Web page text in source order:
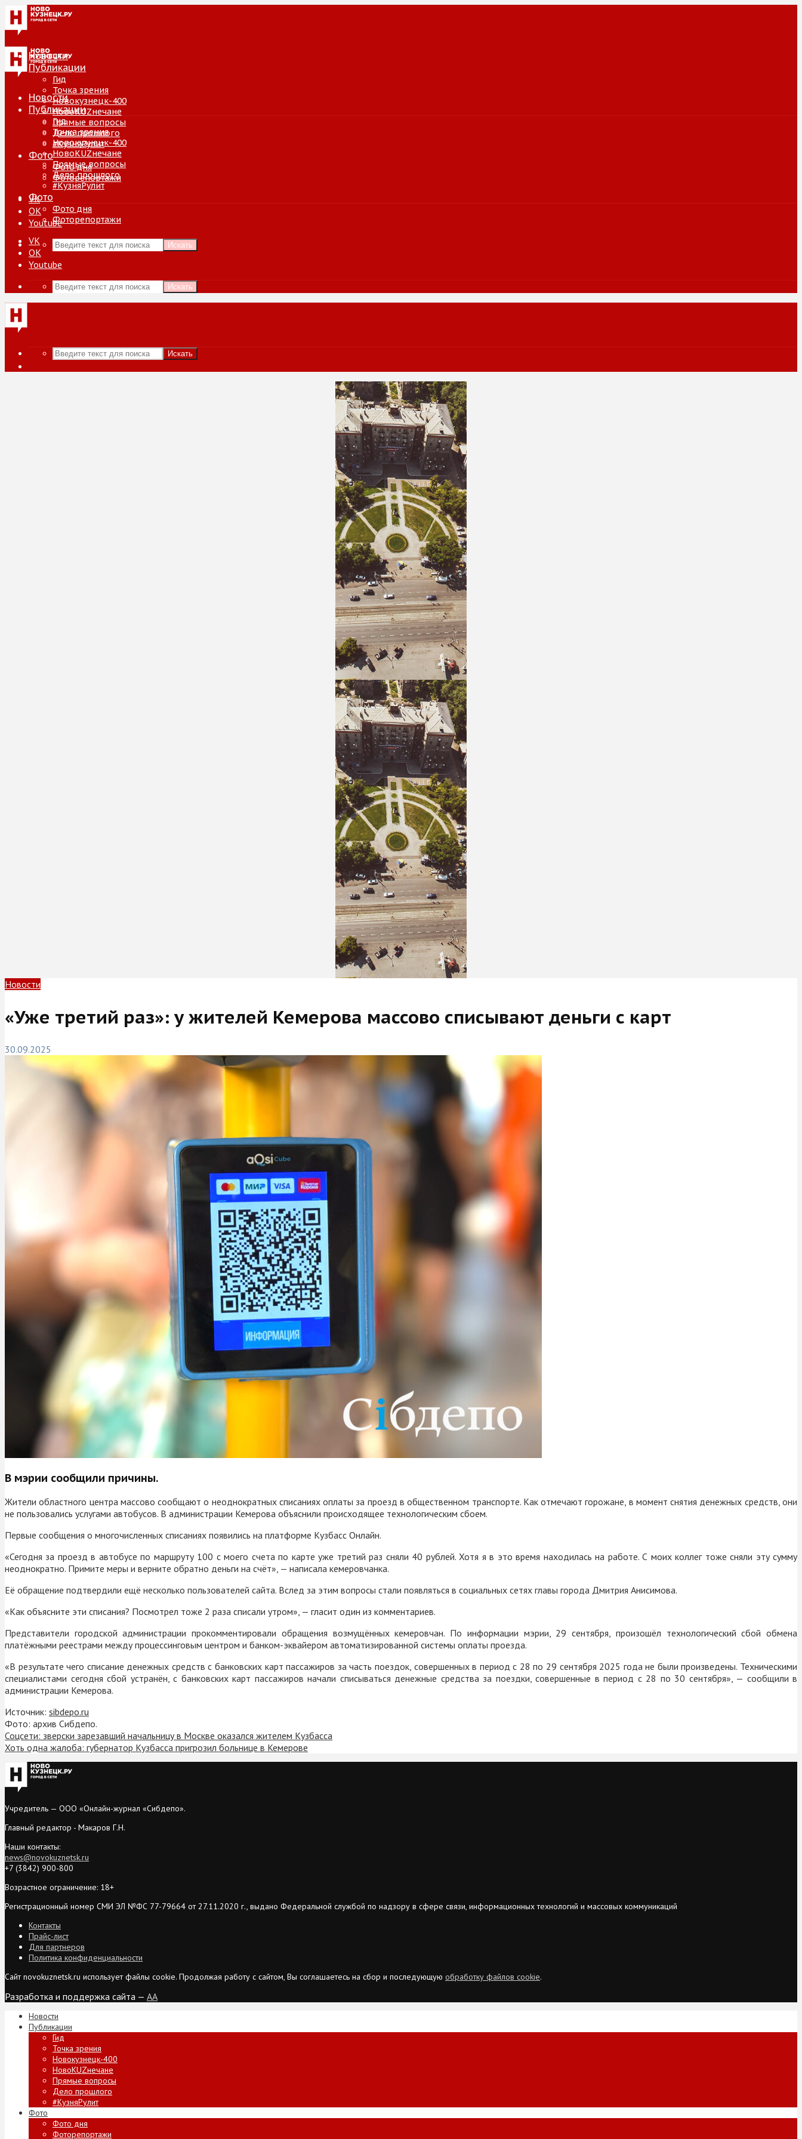
Новости
Публикации
Гид
Точка зрения
Новокузнецк-400
НовоKUZнечане
Прямые вопросы
Дело прошлого
#КузняРулит
Фото
Фото дня
Фоторепортажи
VK
ОК
Youtube
Искать
Новости
Публикации
Гид
Точка зрения
Новокузнецк-400
НовоKUZнечане
Прямые вопросы
Дело прошлого
#КузняРулит
Фото
Фото дня
Фоторепортажи
VK
ОК
Youtube
Искать
Искать
Новости
«Уже третий раз»: у жителей Кемерова массово списывают деньги с карт
30.09.2025
В мэрии сообщили причины.
Жители областного центра массово сообщают о неоднократных списаниях оплаты за проезд в общественном транспорте. Как отмечают горожане, в момент снятия денежных средств, они
не пользовались услугами автобусов. В администрации Кемерова объяснили происходящее технологическим сбоем.
Первые сообщения о многочисленных списаниях появились на платформе Кузбасс Онлайн.
«Сегодня за проезд в автобусе по маршруту 100 с моего счета по карте уже третий раз сняли 40 рублей. Хотя я в это время находилась на работе. С моих коллег тоже сняли эту сумму
неоднократно. Примите меры и верните обратно деньги на счёт», — написала кемеровчанка.
Её обращение подтвердили ещё несколько пользователей сайта. Вслед за этим вопросы стали появляться в социальных сетях главы города Дмитрия Анисимова.
«Как объясните эти списания? Посмотрел тоже 2 раза списали утром», — гласит один из комментариев.
Представители городской администрации прокомментировали обращения возмущённых кемеровчан. По информации мэрии, 29 сентября, произошёл технологический сбой обмена
платёжными реестрами между процессинговым центром и банком-эквайером автоматизированной системы оплаты проезда.
«В результате чего списание денежных средств с банковских карт пассажиров за часть поездок, совершенных в период с 28 по 29 сентября 2025 года не были произведены. Техническими
специалистами сегодня сбой устранён, с банковских карт пассажиров начали списываться денежные средства за поездки, совершенные в период с 28 по 30 сентября», — сообщили в
администрации Кемерова.
Источник: sibdepo.ru
Фото: архив Сибдепо.
Соцсети: зверски зарезавший начальницу в Москве оказался жителем Кузбасса
Хоть одна жалоба: губернатор Кузбасса пригрозил больнице в Кемерове
Учредитель — ООО «Онлайн-журнал «Сибдепо».
Главный редактор - Макаров Г.Н.
Наши контакты:
news@novokuznetsk.ru
+7 (3842) 900-800
Возрастное ограничение: 18+
Регистрационный номер СМИ ЭЛ №ФС 77-79664 от 27.11.2020 г., выдано Федеральной службой по надзору в сфере связи, информационных технологий и массовых коммуникаций
Контакты
Прайс-лист
Для партнеров
Политика конфиденциальности
Сайт novokuznetsk.ru использует файлы cookie. Продолжая работу с сайтом, Вы соглашаетесь на сбор и последующую обработку файлов cookie.
Разработка и поддержка сайта — AA
Новости
Публикации
Гид
Точка зрения
Новокузнецк-400
НовоKUZнечане
Прямые вопросы
Дело прошлого
#КузняРулит
Фото
Фото дня
Фоторепортажи